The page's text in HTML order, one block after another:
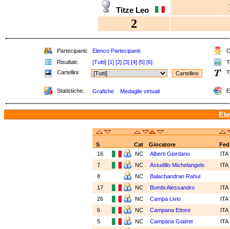
Titze Leo
2
Partecipanti: Elenco Partecipanti
Risultati:
[Tutti] [1] [2] [3] [4] [5] [6]
Cartellini:
Statistiche: Grafiche Medaglie virtuali
S Cat Giocatore
Fed
16
NC Alberti Giordano
ITA
7
NC Astudillo Michelangelo
ITA
8
NC
Balachandran Rahul
17
NC Bombi Alessandro
ITA
26
NC Campa Livio
ITA
6
NC Campana Ettore
ITA
5
NC Campana Giaime
ITA